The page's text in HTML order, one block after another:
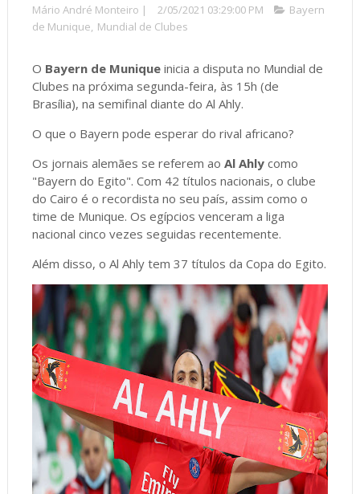
Mário André Monteiro | 2/05/2021 03:29:00 PM
Bayern
de Munique, Mundial de Clubes
O Bayern de Muniqueinicia a disputa no Mundial de
Clubes na próxima segunda-feira, às 15h (de
Brasília), na semifinal diante do Al Ahly.
O que o Bayern pode esperar do rival africano?
Os jornais alemães se referem ao Al Ahlycomo
"Bayern do Egito". Com 42 títulos nacionais, o clube
do Cairo é o recordista no seu país, assim como o
time de Munique. Os egípcios venceram a liga
nacional cinco vezes seguidas recentemente.
Além disso, o Al Ahly tem 37 títulos da Copa do Egito.